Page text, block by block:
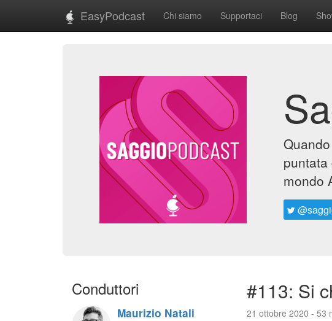
EasyPodcast Chi siamo Supportaci Blog
mondo
Conduttori
Maurizio Natali
#113: Si
21 ottobre 2020 - 53